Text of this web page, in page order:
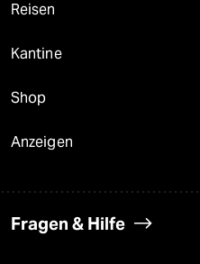
Reisen
Kantine
Shop
Anzeigen
Fragen & Hilfe